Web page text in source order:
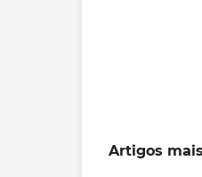
Artigos